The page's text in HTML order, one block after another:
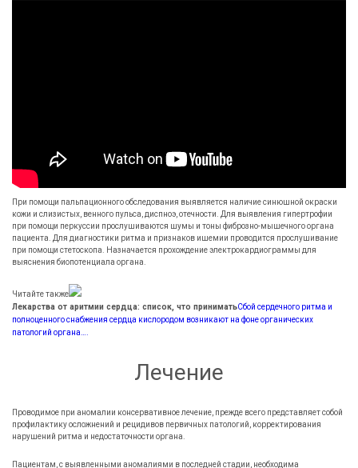
При помощи пальпационного обследования выявляется наличие синюшной окраски
кожи и слизистых, венного пульса, диспноэ, отечности. Для выявления гипертрофии
при помощи перкуссии прослушиваются шумы и тоны фиброзно-мышечного органа
пациента. Для диагностики ритма и признаков ишемии проводится прослушивание
при помощи стетоскопа. Назначается прохождение электрокардиограммы для
выяснения биопотенциала органа.
Читайте также
Лекарства от аритмии сердца: список, что приниматьСбой сердечного ритма и
полноценного снабжения сердца кислородом возникают на фоне органических
патологий органа….
Лечение
Проводимое при аномалии консервативное лечение, прежде всего представляет собой
профилактику осложнений и рецидивов первичных патологий, корректирования
нарушений ритма и недостаточности органа.
Пациентам, с выявленными аномалиями в последней стадии, необходима